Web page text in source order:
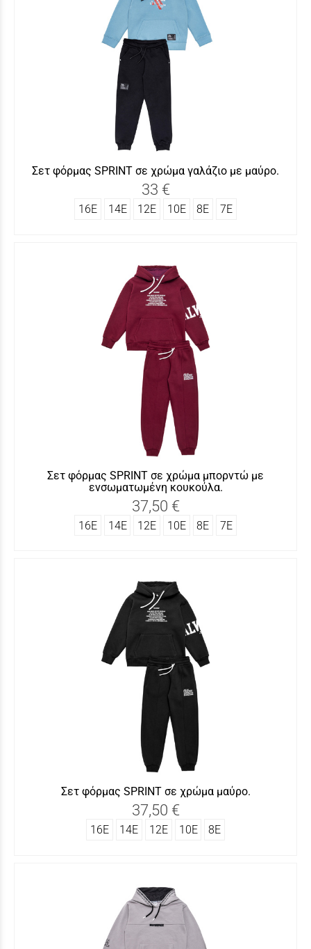
Σετ φόρμας SΡRINT σε χρώμα γαλάζιο με μαύρο.
33 €
16Ε 14Ε 12Ε 10Ε 8Ε 7Ε
Σετ φόρμας SΡRINT σε χρώμα μπορντώ με
ενσωματωμένη κουκούλα.
37,50 €
16Ε 14Ε 12Ε 10Ε 8Ε 7Ε
Σετ φόρμας SΡRINT σε χρώμα μαύρο.
37,50 €
16Ε 14Ε 12Ε 10Ε 8Ε